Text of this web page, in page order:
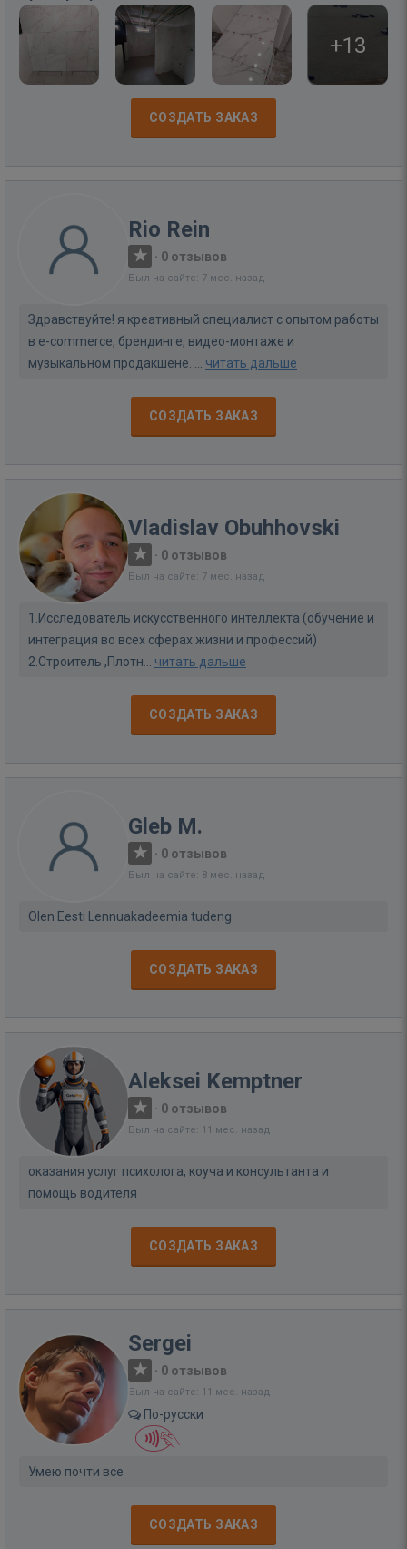
+13
СОЗДАТЬ ЗАКАЗ
Rio Rein
· 0 отзывов
Был на сайте: 7 мес. назад
Здравствуйте! я креативный специалист с опытом работы
в e-commerce, брендинге, видео-монтаже и
музыкальном продакшене. ... читать дальше
СОЗДАТЬ ЗАКАЗ
Vladislav Obuhhovski
· 0 отзывов
Был на сайте: 7 мес. назад
1.Исследователь искусственного интеллекта (обучение и
интеграция во всех сферах жизни и профессий)
2.Строитель ,Плотн... читать дальше
СОЗДАТЬ ЗАКАЗ
Gleb M.
· 0 отзывов
Был на сайте: 8 мес. назад
Olen Eesti Lennuakadeemia tudeng
СОЗДАТЬ ЗАКАЗ
Aleksei Kemptner
· 0 отзывов
Был на сайте: 11 мес. назад
оказания услуг психолога, коуча и консультанта и
помощь водителя
СОЗДАТЬ ЗАКАЗ
Sergei
· 0 отзывов
Был на сайте: 11 мес. назад
По-русски
Умею почти все
СОЗДАТЬ ЗАКАЗ